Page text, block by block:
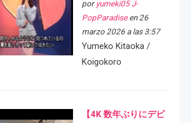
por yumeki05 J-
PopParadiseen 26
marzo 2026 a las 3:57
Yumeko Kitaoka /
Koigokoro
【4K 数年ぶりにデビ